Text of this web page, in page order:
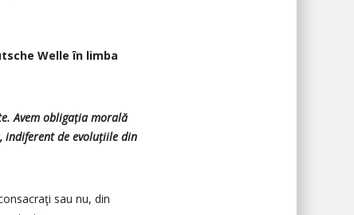
Welle în limba
Avem obligația morală
indiferent de evoluțiile din
sau nu, din